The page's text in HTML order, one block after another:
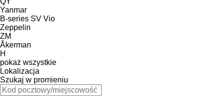
Yanmar
B-series SV Vio
Zeppelin
ZM
Åkerman
H
pokaż wszystkie
Lokalizacja
Szukaj w promieniu